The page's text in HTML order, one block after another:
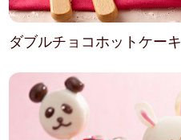
ダブルチョコホットケーキ